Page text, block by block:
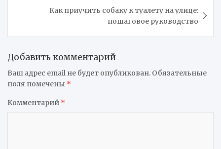
Как приучить собаку к туалету на улице:
пошаговое руководство
Добавить комментарий
Ваш адрес email не будет опубликован. Обязательные
поля помечены *
Комментарий *